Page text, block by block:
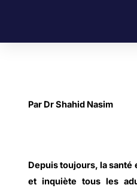
Par Dr Shahid Nasim
Depuis toujours, la santé
et inquiète tous les